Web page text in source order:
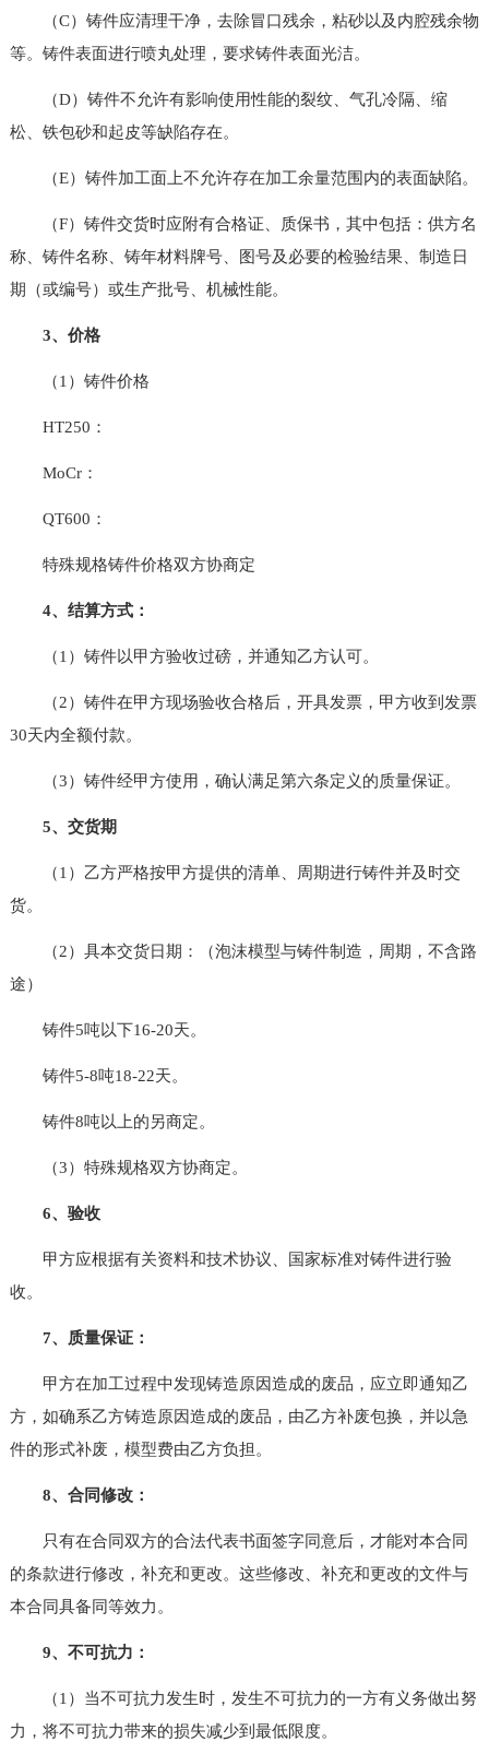
（C）铸件应清理干净，去除冒口残余，粘砂以及内腔残余物
等。铸件表面进行喷丸处理，要求铸件表面光洁。
（D）铸件不允许有影响使用性能的裂纹、气孔冷隔、缩
松、铁包砂和起皮等缺陷存在。
（E）铸件加工面上不允许存在加工余量范围内的表面缺陷。
（F）铸件交货时应附有合格证、质保书，其中包括：供方名
称、铸件名称、铸年材料牌号、图号及必要的检验结果、制造日
期（或编号）或生产批号、机械性能。
3、价格
（1）铸件价格
HT250：
MoCr：
QT600：
特殊规格铸件价格双方协商定
4、结算方式：
（1）铸件以甲方验收过磅，并通知乙方认可。
（2）铸件在甲方现场验收合格后，开具发票，甲方收到发票
30天内全额付款。
（3）铸件经甲方使用，确认满足第六条定义的质量保证。
5、交货期
（1）乙方严格按甲方提供的清单、周期进行铸件并及时交
货。
（2）具本交货日期：（泡沫模型与铸件制造，周期，不含路
途）
铸件5吨以下16-20天。
铸件5-8吨18-22天。
铸件8吨以上的另商定。
（3）特殊规格双方协商定。
6、验收
甲方应根据有关资料和技术协议、国家标准对铸件进行验
收。
7、质量保证：
甲方在加工过程中发现铸造原因造成的废品，应立即通知乙
方，如确系乙方铸造原因造成的废品，由乙方补废包换，并以急
件的形式补废，模型费由乙方负担。
8、合同修改：
只有在合同双方的合法代表书面签字同意后，才能对本合同
的条款进行修改，补充和更改。这些修改、补充和更改的文件与
本合同具备同等效力。
9、不可抗力：
（1）当不可抗力发生时，发生不可抗力的一方有义务做出努
力，将不可抗力带来的损失减少到最低限度。